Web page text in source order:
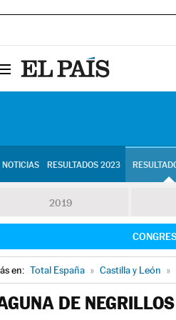
NOTICIAS RESULTADOS 2023
2019
en: Total España » Castilla y León »
DE NEGRILLOS